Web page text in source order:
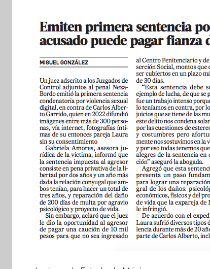
s
i
s
n
f
o
m
a
t
i
v
a